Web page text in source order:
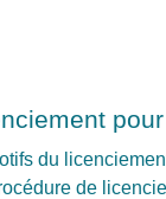
du
de